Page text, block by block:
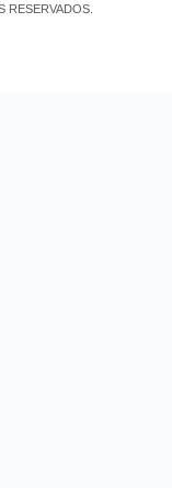
RESERVADOS.